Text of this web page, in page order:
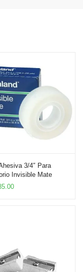
3/4″ Para
Invisible Mate